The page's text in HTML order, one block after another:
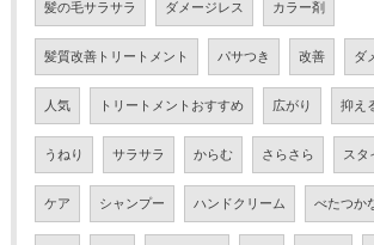
髪の毛サラサラ ダメージレス カラー剤
髪質改善トリートメント パサつき 改善 ダ
人気 トリートメントおすすめ 広がり 抑え
うねり サラサラ からむ さらさら スタ
ケア シャンプー ハンドクリーム べたつか